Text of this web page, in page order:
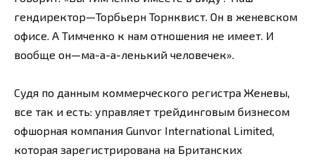
гендиректор—Торбьерн Торнквист. Он в женевском
офисе. А Тимченко к нам отношения не имеет. И
вообще он—ма-а-а-ленький человечек».
Судя по данным коммерческого регистра Женевы,
все так и есть: управляет трейдинговым бизнесом
офшорная компания Gunvor International Limited,
которая зарегистрирована на Британских